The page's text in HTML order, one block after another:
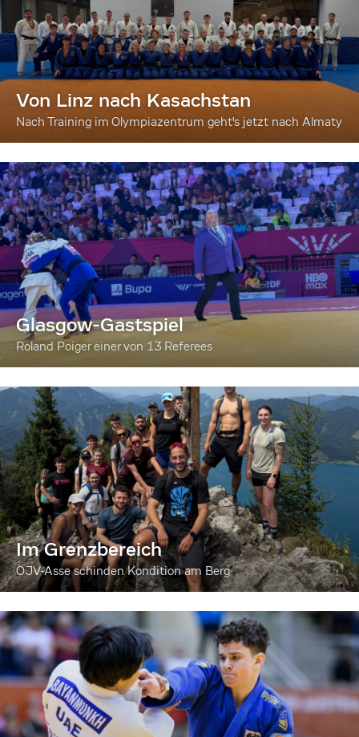
Von Linz nach Kasachstan
Nach Training im Olympiazentrum geht's jetzt nach Almaty
Glasgow-Gastspiel
Roland Poiger einer von 13 Referees
Im Grenzbereich
ÖJV-Asse schinden Kondition am Berg